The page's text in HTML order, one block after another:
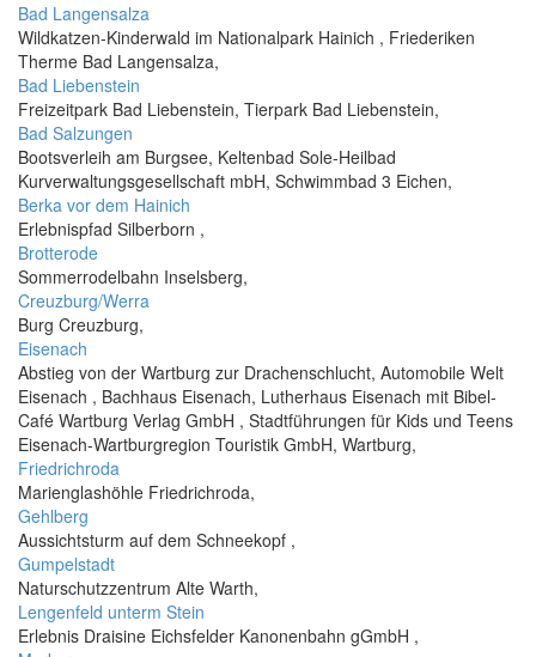
Bad Langensalza
Wildkatzen-Kinderwald im Nationalpark Hainich , Friederiken
Therme Bad Langensalza,
Bad Liebenstein
Freizeitpark Bad Liebenstein, Tierpark Bad Liebenstein,
Bad Salzungen
Bootsverleih am Burgsee, Keltenbad Sole-Heilbad
Kurverwaltungsgesellschaft mbH, Schwimmbad 3 Eichen,
Berka vor dem Hainich
Erlebnispfad Silberborn ,
Brotterode
Sommerrodelbahn Inselsberg,
Creuzburg/Werra
Burg Creuzburg,
Eisenach
Abstieg von der Wartburg zur Drachenschlucht, Automobile Welt
Eisenach , Bachhaus Eisenach, Lutherhaus Eisenach mit Bibel-
Café Wartburg Verlag GmbH , Stadtführungen für Kids und Teens
Eisenach-Wartburgregion Touristik GmbH, Wartburg,
Friedrichroda
Marienglashöhle Friedrichroda,
Gehlberg
Aussichtsturm auf dem Schneekopf ,
Gumpelstadt
Naturschutzzentrum Alte Warth,
Lengenfeld unterm Stein
Erlebnis Draisine Eichsfelder Kanonenbahn gGmbH ,